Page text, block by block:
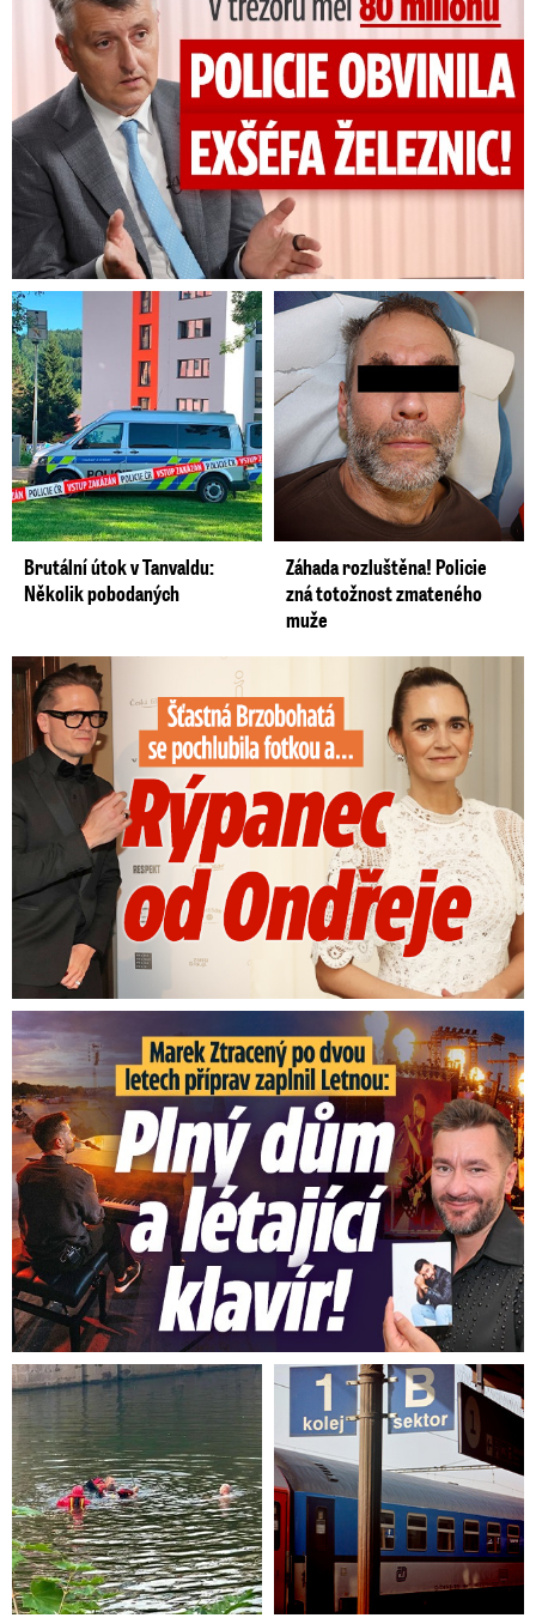
Brutální útok v Tanvaldu:
Několik pobodaných
Záhada rozluštěna! Policie
zná totožnost zmateného
muže
Šťastná Brzobohatá se pochlubila fotkou: Rýpanec od Ondřeje
Marek Ztracený na Letné: Plný dům a létající klavír!